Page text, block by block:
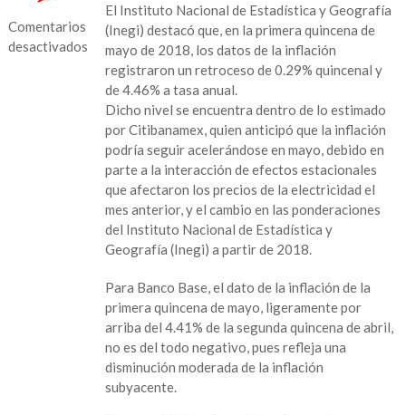
Comentarios
desactivados
El Instituto Nacional de Estadística y Geografía
(Inegi) destacó que, en la primera quincena de
mayo de 2018, los datos de la inflación
registraron un retroceso de 0.29% quincenal y
de 4.46% a tasa anual.
Dicho nivel se encuentra dentro de lo estimado
por Citibanamex, quien anticipó que la inflación
podría seguir acelerándose en mayo, debido en
parte a la interacción de efectos estacionales
que afectaron los precios de la electricidad el
mes anterior, y el cambio en las ponderaciones
del Instituto Nacional de Estadística y
Geografía (Inegi) a partir de 2018.
Para Banco Base, el dato de la inflación de la
primera quincena de mayo, ligeramente por
arriba del 4.41% de la segunda quincena de abril,
no es del todo negativo, pues refleja una
disminución moderada de la inflación
subyacente.